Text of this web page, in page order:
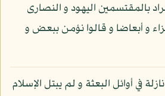
بالمقتسمين اليهود و النصارى
و أبعاضا و قالوا نؤمن ببعض و
في أوائل البعثة و لم يبتل الإسلام